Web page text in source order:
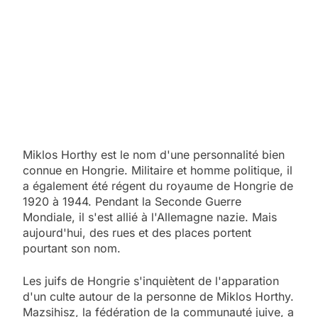
Miklos Horthy est le nom d'une personnalité bien
connue en Hongrie. Militaire et homme politique, il
a également été régent du royaume de Hongrie de
1920 à 1944. Pendant la Seconde Guerre
Mondiale, il s'est allié à l'Allemagne nazie. Mais
aujourd'hui, des rues et des places portent
pourtant son nom.
Les juifs de Hongrie s'inquiètent de l'apparation
d'un culte autour de la personne de Miklos Horthy.
Mazsihisz, la fédération de la communauté juive, a